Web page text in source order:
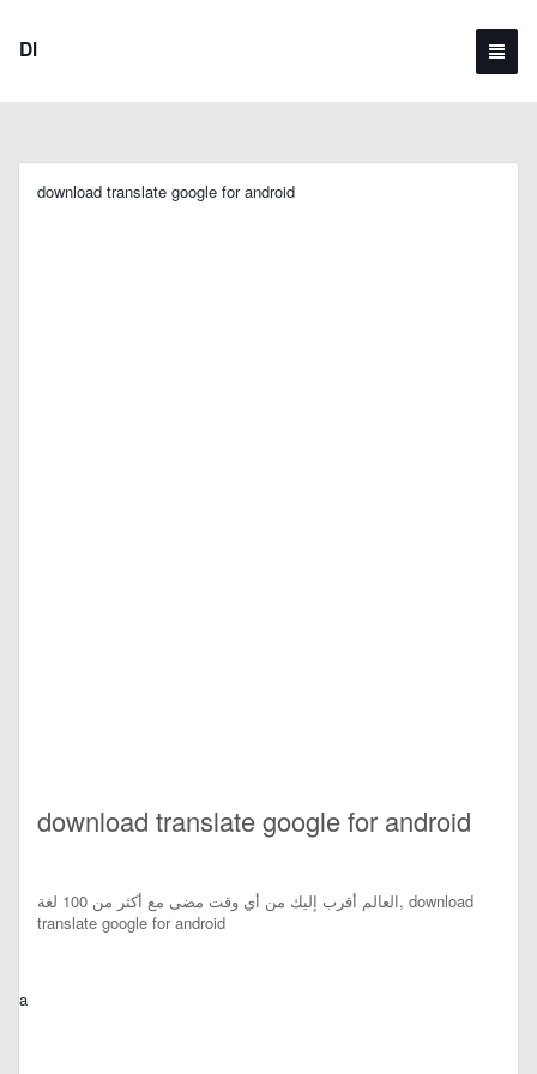
Dl
download translate google for android
download translate google for android
العالم أقرب إليك من أي وقت مضى مع أكثر من 100 لغة, download
translate google for android
a